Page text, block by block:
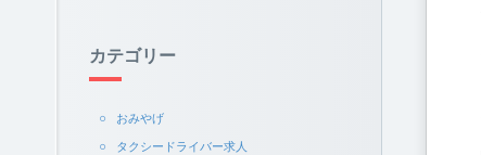
カテゴリー
おみやげ
タクシードライバー求人